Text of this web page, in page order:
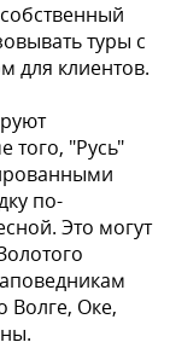
туры с
для клиентов.
того, "Русь"
по-
Это могут
Волге, Оке,